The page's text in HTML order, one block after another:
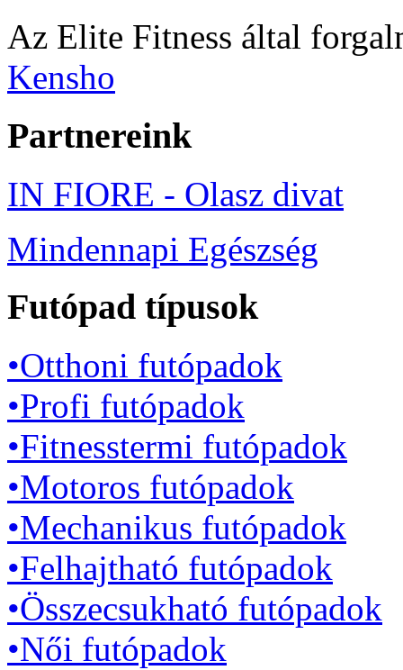
Az Elite Fitness által
Kensho
Partnereink
IN FIORE - Olasz divat
Mindennapi Egészség
Futópad típusok
•Otthoni futópadok
•Profi futópadok
•Fitnesstermi futópadok
•Motoros futópadok
•Mechanikus futópadok
•Felhajtható futópadok
•Összecsukható futópadok
•Női futópadok